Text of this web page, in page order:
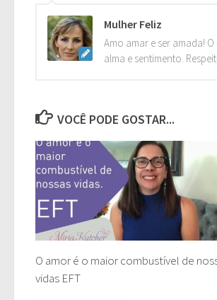
Mulher Feliz
Amo amar e ser amada!
alma e sentimento.
VOCÊ PODE GOSTAR...
O amor é o maior combustível de
vidas EFT